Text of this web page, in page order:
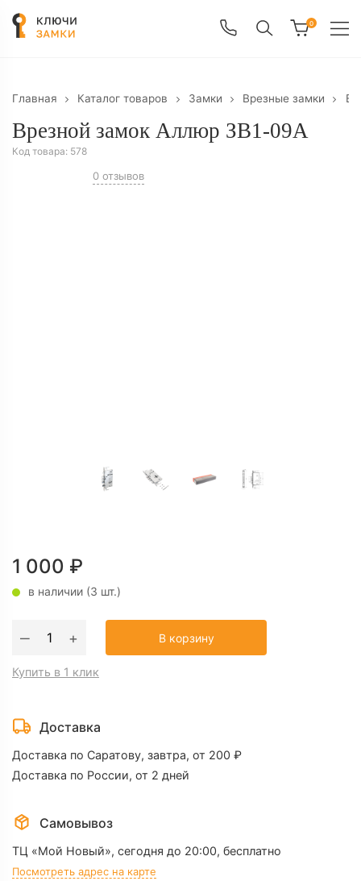
0
Главная Каталог товаров Замки Врезные замки
Врезной замок Аллюр ЗВ1-09А
Код товара: 578
0 отзывов
1 000 ₽
в наличии (3 шт.)
‒
Количество
Врезной
ЗВ1-
+ В корзину
Купить в 1 клик
Доставка
Доставка по Саратову, завтра, от 200 ₽
Доставка по России, от 2 дней
Самовывоз
ТЦ «Мой Новый», сегодня до 20:00, бесплатно
Посмотреть адрес на карте